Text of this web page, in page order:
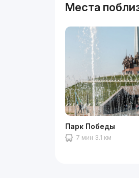
Места
Парк Победы
7 мин 3.1 км